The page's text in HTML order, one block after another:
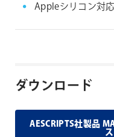
Appleシリコン対応
ダウンロード
AESCRIPTS社製品